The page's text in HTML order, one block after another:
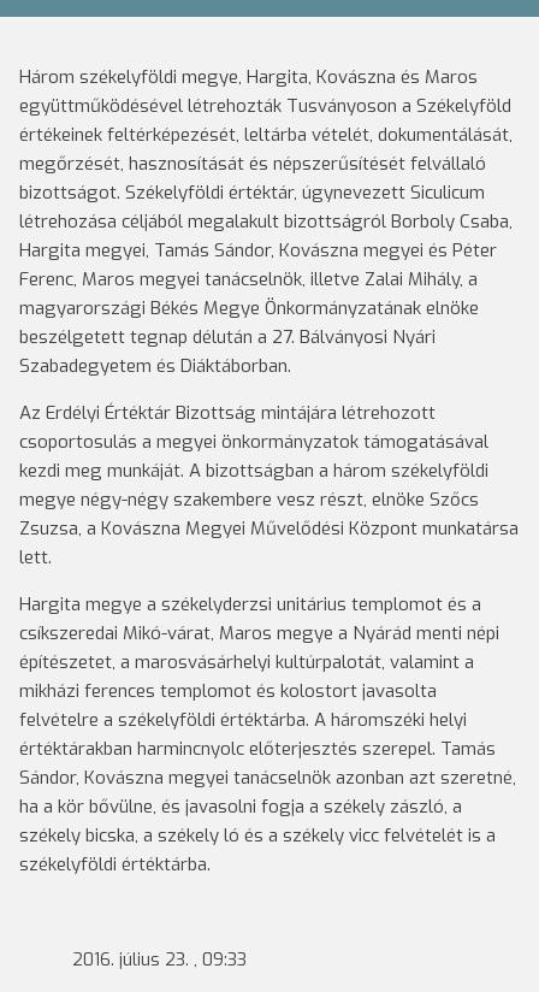
Három székelyföldi megye, Hargita, Kovászna és Maros
együttműködésével létrehozták Tusványoson a Székelyföld
értékeinek feltérképezését, leltárba vételét, dokumentálását,
megőrzését, hasznosítását és népszerűsítését felvállaló
bizottságot. Székelyföldi értéktár, úgynevezett Siculicum
létrehozása céljából megalakult bizottságról Borboly Csaba,
Hargita megyei, Tamás Sándor, Kovászna megyei és Péter
Ferenc, Maros megyei tanácselnök, illetve Zalai Mihály, a
magyarországi Békés Megye Önkormányzatának elnöke
beszélgetett tegnap délután a 27. Bálványosi Nyári
Szabadegyetem és Diáktáborban.
Az Erdélyi Értéktár Bizottság mintájára létrehozott
csoportosulás a megyei önkormányzatok támogatásával
kezdi meg munkáját. A bizottságban a három székelyföldi
megye négy-négy szakembere vesz részt, elnöke Szőcs
Zsuzsa, a Kovászna Megyei Művelődési Központ munkatársa
lett.
Hargita megye a székelyderzsi unitárius templomot és a
csíkszeredai Mikó-várat, Maros megye a Nyárád menti népi
építészetet, a marosvásárhelyi kultúrpalotát, valamint a
mikházi ferences templomot és kolostort javasolta
felvételre a székelyföldi értéktárba. A háromszéki helyi
értéktárakban harmincnyolc előterjesztés szerepel. Tamás
Sándor, Kovászna megyei tanácselnök azonban azt szeretné,
ha a kör bővülne, és javasolni fogja a székely zászló, a
székely bicska, a székely ló és a székely vicc felvételét is a
székelyföldi értéktárba.
2016. július 23. , 09:33